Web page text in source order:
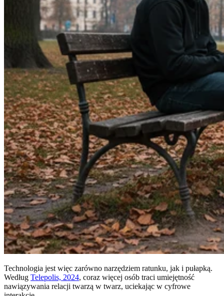
Technologia jest więc zarówno narzędziem ratunku, jak i pułapką.
Według Telepolis, 2024, coraz więcej osób traci umiejętność
nawiązywania relacji twarzą w twarz, uciekając w cyfrowe